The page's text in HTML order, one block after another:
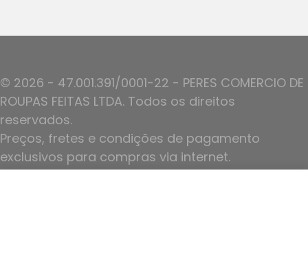
© 2026 - 47.001.391/0001-22 - PERES COMERCIO DE
ROUPAS FEITAS LTDA. Todos os direitos
reservados.
Preços, fretes e condições de pagamento
exclusivos para compras via internet.
Ofertas válidas até o termino de nossos